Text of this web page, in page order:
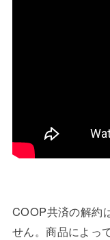
COOP共済の解約
せん。商品によっ